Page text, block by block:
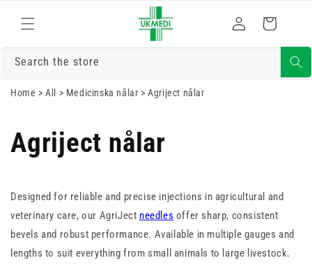
innehåll
in
Varukorg
Search the store
Home >All > Medicinska nålar >Agriject nålar
Agriject nålar
Designed for reliable and precise injections in agricultural and
veterinary care, our AgriJect needles offer sharp, consistent
bevels and robust performance. Available in multiple gauges and
lengths to suit everything from small animals to large livestock.